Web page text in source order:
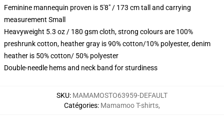
Feminine mannequin proven is 5'8" / 173 cm tall and carrying
measurement Small
Heavyweight 5.3 oz / 180 gsm cloth, strong colours are 100%
preshrunk cotton, heather gray is 90% cotton/10% polyester, denim
heather is 50% cotton/ 50% polyester
Double-needle hems and neck band for sturdiness
SKU: MAMAMOSTO63959-DEFAULT
Catégories: Mamamoo T-shirts,